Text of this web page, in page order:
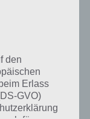
den
Erlass
GVO)